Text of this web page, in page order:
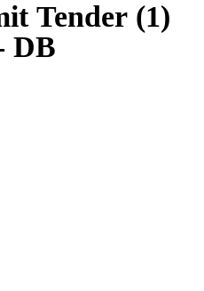
Tender (1)
DB